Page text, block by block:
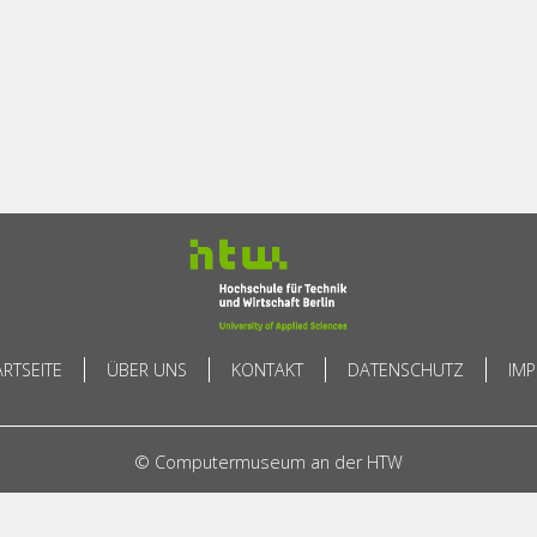
ÜBER UNS KONTAKT DATENSCHUTZ
© Computermuseum an der HTW